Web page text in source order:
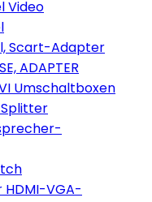
Video
Scart-Adapter
ADAPTER
Umschaltboxen
HDMI-VGA-